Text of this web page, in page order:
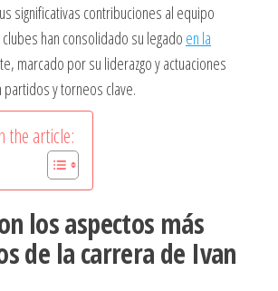
significativas contribuciones al equipo
han consolidado su legado en la
marcado por su liderazgo y actuaciones
y torneos clave.
the article:
los aspectos más
de la carrera de Ivan